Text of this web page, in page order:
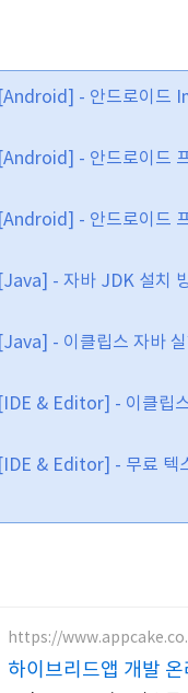
[Android] - 안드로이드
[Android] - 안드로이드
[Android] - 안드로이드
[Java] - 자바 JDK 설치
[Java] - 이클립스 자바
[IDE & Editor] - 이클립
[IDE & Editor] - 무료 텍
https://
하이브리드앱 개발